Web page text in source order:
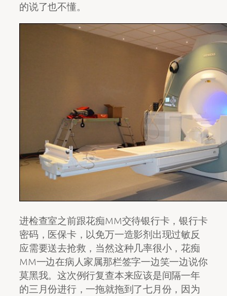
的说了也不懂。
进检查室之前跟花痴MM交待银行卡，银行卡
密码，医保卡，以免万一造影剂出现过敏反
应需要送去抢救，当然这种几率很小，花痴
MM一边在病人家属那栏签字一边笑一边说你
莫黑我。这次例行复查本来应该是间隔一年
的三月份进行，一拖就拖到了七月份，因为